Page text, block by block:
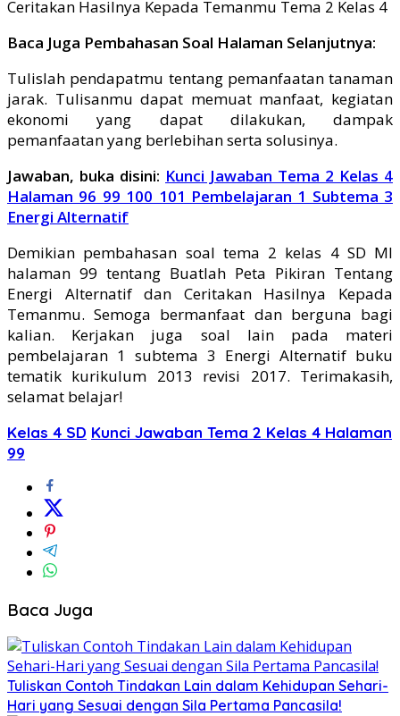
Baca Juga Pembahasan Soal Halaman Selanjutnya:
Tulislah pendapatmu tentang pemanfaatan tanaman
jarak. Tulisanmu dapat memuat manfaat, kegiatan
ekonomi yang dapat dilakukan, dampak
pemanfaatan yang berlebihan serta solusinya.
Jawaban, buka disini: Kunci Jawaban Tema 2 Kelas 4
Halaman 96 99 100 101 Pembelajaran 1 Subtema 3
Energi Alternatif
Demikian pembahasan soal tema 2 kelas 4 SD MI
halaman 99 tentang Buatlah Peta Pikiran Tentang
Energi Alternatif dan Ceritakan Hasilnya Kepada
Temanmu. Semoga bermanfaat dan berguna bagi
kalian. Kerjakan juga soal lain pada materi
pembelajaran 1 subtema 3 Energi Alternatif buku
tematik kurikulum 2013 revisi 2017. Terimakasih,
selamat belajar!
Kelas 4 SD Kunci Jawaban Tema 2 Kelas 4 Halaman
99
Baca Juga
Tuliskan Contoh Tindakan Lain dalam Kehidupan Sehari-
Hari yang Sesuai dengan Sila Pertama Pancasila!